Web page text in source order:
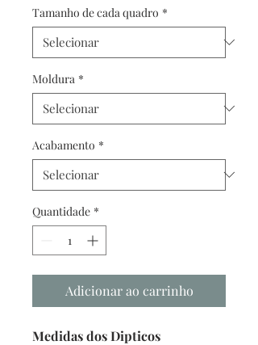
Tamanho de cada quadro *
Moldura *
Acabamento *
Quantidade *
Adicionar ao carrinho
Medidas dos Dipticos